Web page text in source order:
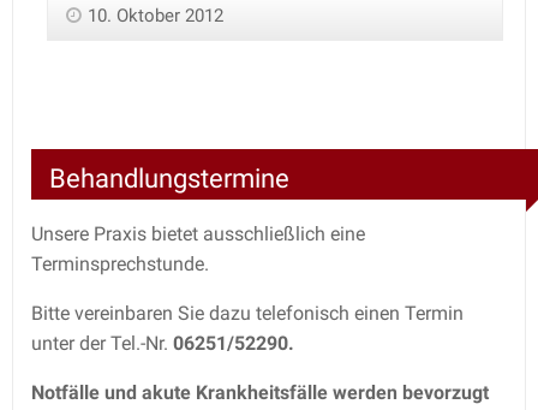
10. Oktober 2012
Behandlungstermine
Unsere Praxis bietet ausschließlich eine
Terminsprechstunde.
Bitte vereinbaren Sie dazu telefonisch einen Termin
unter der Tel.-Nr. 06251/52290.
Notfälle und akute Krankheitsfälle werden bevorzugt